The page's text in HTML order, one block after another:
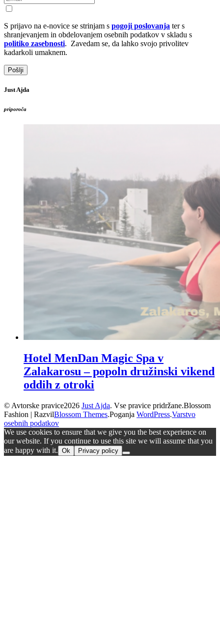
S prijavo na e-novice se strinjam s pogoji poslovanja ter s
shranjevanjem in obdelovanjem osebnih podatkov v skladu s
politiko zasebnosti. Zavedam se, da lahko svojo privolitev
kadarkoli umaknem.
Pošlji
Just Ajda
priporoča
Hotel MenDan Magic Spa v
Zalakarosu – popoln družinski vikend
oddih z otroki
© Avtorske pravice2026 Just Ajda. Vse pravice pridržane.Blossom
Fashion | RazvilBlossom Themes.Poganja WordPress.Varstvo
osebnih podatkov
We use cookies to ensure that we give you the best experience on
our website. If you continue to use this site we will assume that you
are happy with it. Ok Privacy policy